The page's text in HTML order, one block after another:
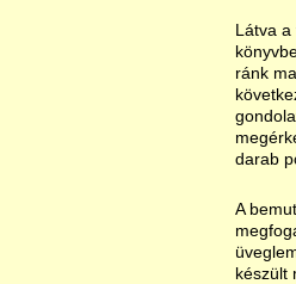
Látva
ránk
darab
A
készült